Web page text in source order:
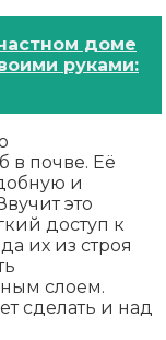
доме
руками:
в почве. Её
и
это
доступ к
их из строя
слоем.
сделать и над